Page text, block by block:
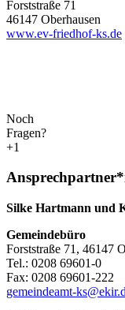
Forststraße 71
46147 Oberhausen
www.ev-friedhof-ks.de
Noch
Fragen?
+1
Silke Hartmann und
Gemeindebüro
Forststraße 71, 46147
Tel.: 0208 69601-0
Fax: 0208 69601-222
gemeindeamt-